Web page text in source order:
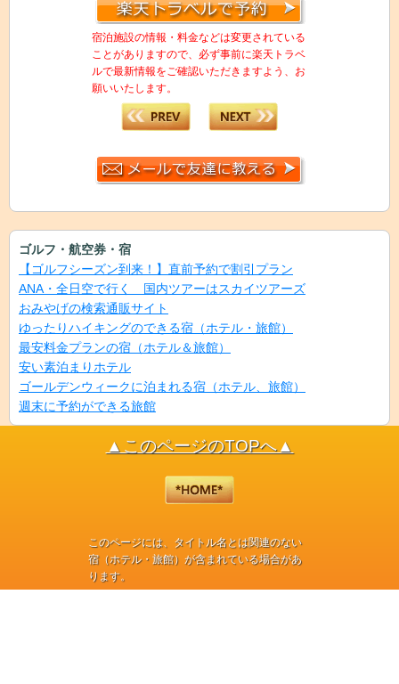
宿泊施設の情報・料金などは変更されている
ことがありますので、必ず事前に楽天トラベ
ルで最新情報をご確認いただきますよう、お
願いいたします。
ゴルフ・航空券・宿
【ゴルフシーズン到来！】直前予約で割引プラン
ANA・全日空で行く 国内ツアーはスカイツアーズ
おみやげの検索通販サイト
ゆったりハイキングのできる宿（ホテル・旅館）
最安料金プランの宿（ホテル＆旅館）
安い素泊まりホテル
ゴールデンウィークに泊まれる宿（ホテル、旅館）
週末に予約ができる旅館
▲このページのTOPへ▲
このページには、タイトル名とは関連のない
宿（ホテル・旅館）が含まれている場合があ
ります。